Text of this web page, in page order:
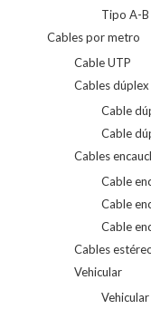
Tipo A-B
Cables por metro
Cable UTP
Cables dúplex
Cable
Cable
Cables
Cable
Cable
Cable
Cables
Vehicular